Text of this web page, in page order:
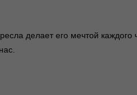
делает его мечтой каждого